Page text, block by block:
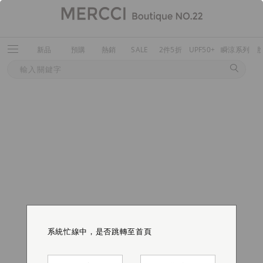
新品 預購 熱銷 SALE 2件5折 UPF50+ 瞬涼系列
系統忙線中，是否跳轉至首頁
系統忙線中，是否跳轉至首頁
系統忙線中，是否跳轉至首頁
系統忙線中，是否跳轉至首頁
系統忙線中，是否跳轉至首頁